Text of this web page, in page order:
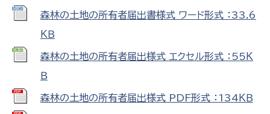
森林の土地の所有者届出書様式 ワード形式 ：33.6
ＫＢ
森林の土地の所有者届出様式 エクセル形式 ：55Ｋ
Ｂ
森林の土地の所有者届出様式 PDF形式 ：134ＫＢ